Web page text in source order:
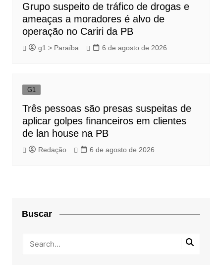
Grupo suspeito de tráfico de drogas e
ameaças a moradores é alvo de
operação no Cariri da PB
g1 > Paraíba 6 de agosto de 2026
G1
Três pessoas são presas suspeitas de
aplicar golpes financeiros em clientes
de lan house na PB
Redação 6 de agosto de 2026
Buscar